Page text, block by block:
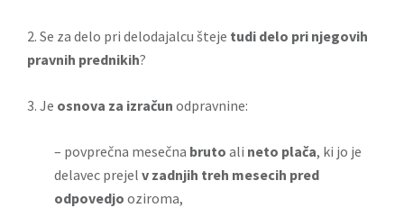
2. Se za delo pri delodajalcu šteje tudi delo pri njegovih
pravnih prednikih?
3. Je osnova za izračun odpravnine:
– povprečna mesečna bruto ali neto plača, ki jo je
delavec prejel v zadnjih treh mesecih pred
odpovedjo oziroma,